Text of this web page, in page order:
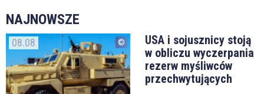
NAJNOWSZE
08.08
USA i sojusznicy stoją
w obliczu wyczerpania
rezerw myśliwców
przechwytujących